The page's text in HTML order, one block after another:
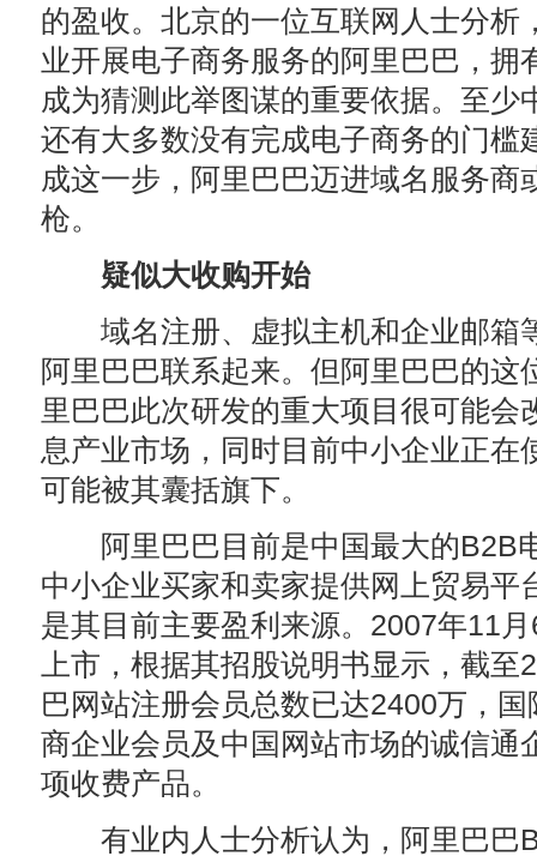
的盈收。北京的一位互联网人士分析
业开展电子商务服务的阿里巴巴，拥
成为猜测此举图谋的重要依据。至少
还有大多数没有完成电子商务的门槛
成这一步，阿里巴巴迈进域名服务商
枪。
疑似大收购开始
域名注册、虚拟主机和企业邮箱
阿里巴巴联系起来。但阿里巴巴的这
里巴巴此次研发的重大项目很可能会
息产业市场，同时目前中小企业正在
可能被其囊括旗下。
阿里巴巴目前是中国最大的B2B
中小企业买家和卖家提供网上贸易平
是其目前主要盈利来源。2007年11
上市，根据其招股说明书显示，截
巴网站注册会员总数已达2400万，
商企业会员及中国网站市场的诚信通
项收费产品。
有业内人士分析认为，阿里巴巴